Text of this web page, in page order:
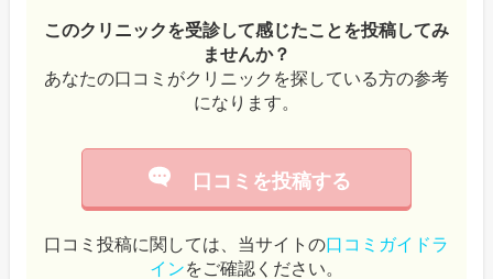
このクリニックを受診して感じたことを投稿してみ
ませんか？
あなたの口コミがクリニックを探している方の参考
になります。
口コミを投稿する
口コミ投稿に関しては、当サイトの口コミガイドラ
インをご確認ください。